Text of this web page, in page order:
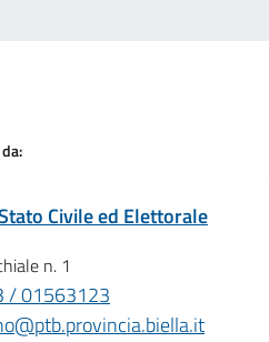
Civile ed Elettorale
n. 1
/ 01563123